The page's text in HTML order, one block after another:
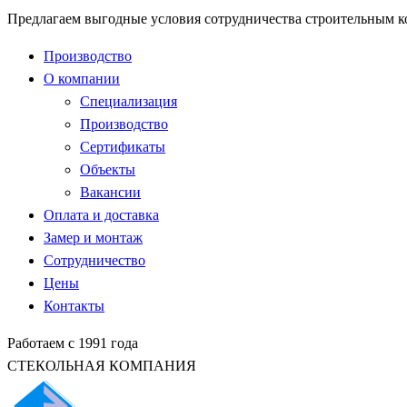
Предлагаем выгодные условия сотрудничества строительным
Производство
О компании
Специализация
Производство
Сертификаты
Объекты
Вакансии
Оплата и доставка
Замер и монтаж
Сотрудничество
Цены
Контакты
Работаем с 1991 года
СТЕКОЛЬНАЯ КОМПАНИЯ